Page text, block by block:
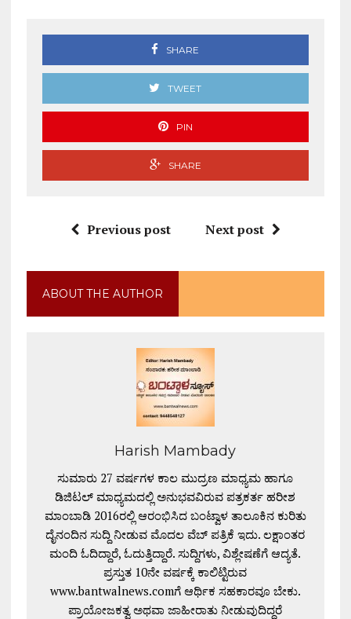
SHARE
TWEET
PIN
SHARE
Previous post Next post
ABOUT THE AUTHOR
Harish Mambady
ಸುಮಾರು 27 ವರ್ಷಗಳ ಕಾಲ ಮುದ್ರಣ ಮಾಧ್ಯಮ ಹಾಗೂ
ಡಿಜಿಟಲ್ ಮಾಧ್ಯಮದಲ್ಲಿ ಅನುಭವವಿರುವ ಪತ್ರಕರ್ತ ಹರೀಶ
ಮಾಂಬಾಡಿ 2016ರಲ್ಲಿ ಆರಂಭಿಸಿದ ಬಂಟ್ವಾಳ ತಾಲೂಕಿನ ಕುರಿತು
ದೈನಂದಿನ ಸುದ್ದಿ ನೀಡುವ ಮೊದಲ ವೆಬ್ ಪತ್ರಿಕೆ ಇದು. ಲಕ್ಷಾಂತರ
ಮಂದಿ ಓದಿದ್ದಾರೆ, ಓದುತ್ತಿದ್ದಾರೆ. ಸುದ್ದಿಗಳು, ವಿಶ್ಲೇಷಣೆಗೆ ಆದ್ಯತೆ.
ಪ್ರಸ್ತುತ 10ನೇ ವರ್ಷಕ್ಕೆ ಕಾಲಿಟ್ಟಿರುವ
www.bantwalnews.comಗೆ ಆರ್ಥಿಕ ಸಹಕಾರವೂ ಬೇಕು.
ಪ್ರಾಯೋಜಕತ್ವ ಅಥವಾ ಜಾಹೀರಾತು ನೀಡುವುದಿದ್ದರೆ